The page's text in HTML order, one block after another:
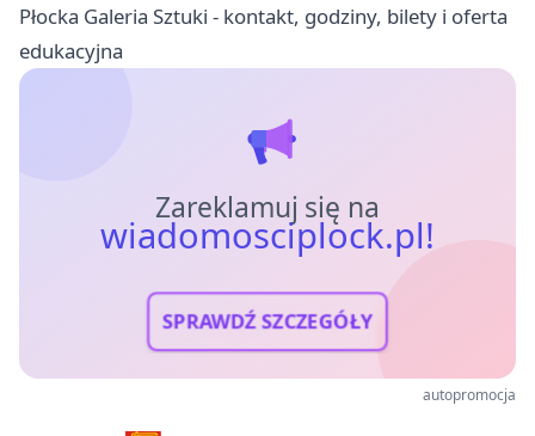
Płocka Galeria Sztuki - kontakt, godziny, bilety i oferta
edukacyjna
Zareklamuj się na
wiadomosciplock.pl!
SPRAWDŹ SZCZEGÓŁY
autopromocja